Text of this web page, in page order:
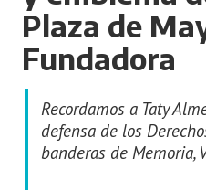
VISITAS
Plaza de
Fundadora
Recordamos a Taty
defensa de los
banderas de Memoria,